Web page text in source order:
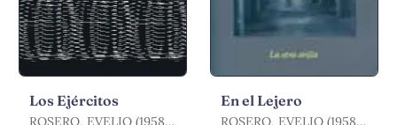
Los Ejércitos
ROSERO, EVELIO (1958-
En el Lejero
ROSERO, EVELIO (1958-